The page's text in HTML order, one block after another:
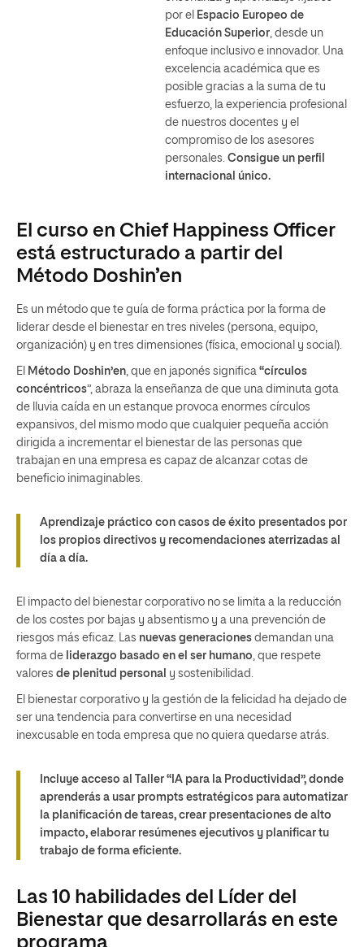
por el Espacio Europeo de
Educación Superior, desde un
enfoque inclusivo e innovador. Una
excelencia académica que es
posible gracias a la suma de tu
esfuerzo, la experiencia profesional
de nuestros docentes y el
compromiso de los asesores
personales.Consigue un perfil
internacional único.
El curso en Chief Happiness Officer
está estructurado a partir del
Método Doshin’en
Es un método que te guía de forma práctica por la forma de
liderar desde el bienestar en tres niveles (persona, equipo,
organización) y en tres dimensiones (física, emocional y social).
El Método Doshin’en, que en japonés significa “círculos
concéntricos”, abraza la enseñanza de que una diminuta gota
de lluvia caída en un estanque provoca enormes círculos
expansivos, del mismo modo que cualquier pequeña acción
dirigida a incrementar el bienestar de las personas que
trabajan en una empresa es capaz de alcanzar cotas de
beneficio inimaginables.
Aprendizaje práctico con casos de éxito presentados por
los propios directivos y recomendaciones aterrizadas al
día a día.
El impacto del bienestar corporativo no se limita a la reducción
de los costes por bajas y absentismo y a una prevención de
riesgos más eficaz. Las nuevas generaciones demandan una
forma de liderazgo basado en el ser humano, que respete
valores de plenitud personal y sostenibilidad.
El bienestar corporativo y la gestión de la felicidad ha dejado de
ser una tendencia para convertirse en una necesidad
inexcusable en toda empresa que no quiera quedarse atrás.
Incluye acceso al Taller “IA para la Productividad”, donde
aprenderás a usar prompts estratégicos para automatizar
la planificación de tareas, crear presentaciones de alto
impacto, elaborar resúmenes ejecutivos y planificar tu
trabajo de forma eficiente.
Las 10 habilidades del Líder del
Bienestar que desarrollarás en este
programa